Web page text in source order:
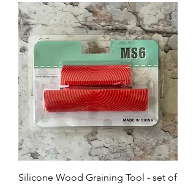
Silicone Wood Graining Tool - set of